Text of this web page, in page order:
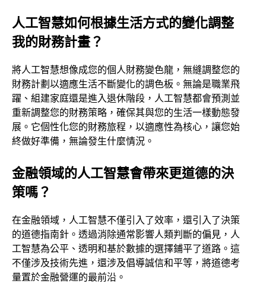
人工智慧如何根據生活方式的變化調整
我的財務計畫？
將人工智慧想像成您的個人財務變色龍，無縫調整您的
財務計劃以適應生活不斷變化的調色板。無論是職業飛
躍、組建家庭還是進入退休階段，人工智慧都會預測並
重新調整您的財務策略，確保其與您的生活一樣動態發
展。它個性化您的財務旅程，以適應性為核心，讓您始
終做好準備，無論發生什麼情況。
金融領域的人工智慧會帶來更道德的決
策嗎？
在金融領域，人工智慧不僅引入了效率，還引入了決策
的道德指南針。透過消除通常影響人類判斷的偏見，人
工智慧為公平、透明和基於數據的選擇鋪平了道路。這
不僅涉及技術先進，還涉及倡導誠信和平等，將道德考
量置於金融營運的最前沿。